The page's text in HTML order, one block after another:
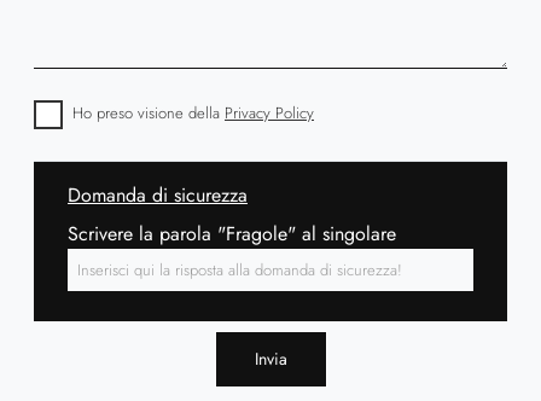
Ho preso visione della Privacy Policy
Domanda di sicurezza
Scrivere la parola "Fragole" al singolare
Invia